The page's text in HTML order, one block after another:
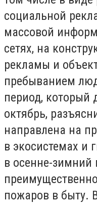
социальной
массовой
сетях, на
рекламы и
пребыванием
период, который
октябрь,
направлена на
в экосистемах и
в осенне-зимний
пожаров в быту.